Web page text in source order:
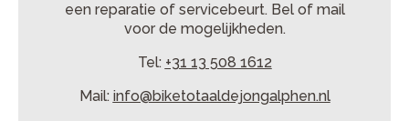
een reparatie of servicebeurt. Bel of mail
voor de mogelijkheden.
Tel: +31 13 508 1612
Mail: info@biketotaaldejongalphen.nl